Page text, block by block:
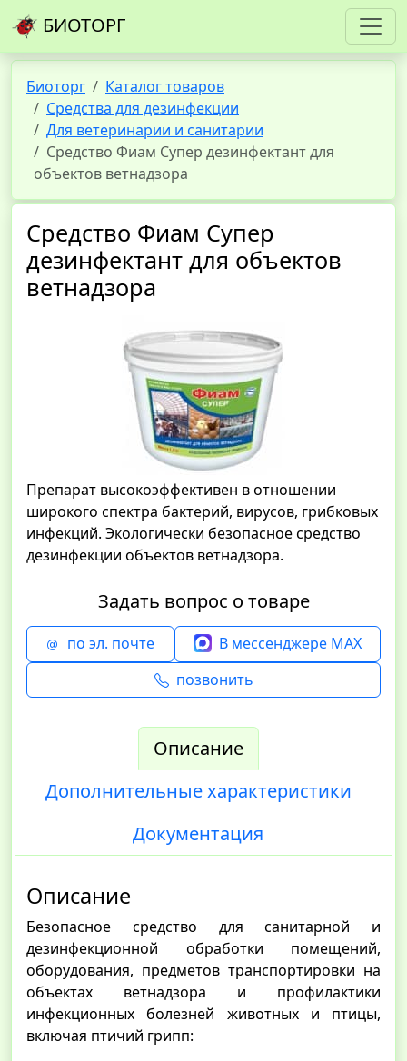
БИОТОРГ
Биоторг
Каталог товаров
Средства для дезинфекции
Для ветеринарии и санитарии
Средство Фиам Супер дезинфектант для
объектов ветнадзора
Средство Фиам Супер
дезинфектант для объектов
ветнадзора
Препарат высокоэффективен в отношении
широкого спектра бактерий, вирусов, грибковых
инфекций. Экологически безопасное средство
дезинфекции объектов ветнадзора.
Задать вопрос о товаре
по эл. почте
В мессенджере MAX
позвонить
Описание
Дополнительные характеристики
Документация
Описание
Безопасное средство для санитарной и
дезинфекционной обработки помещений,
оборудования, предметов транспортировки на
объектах ветнадзора и профилактики
инфекционных болезней животных и птицы,
включая птичий грипп: